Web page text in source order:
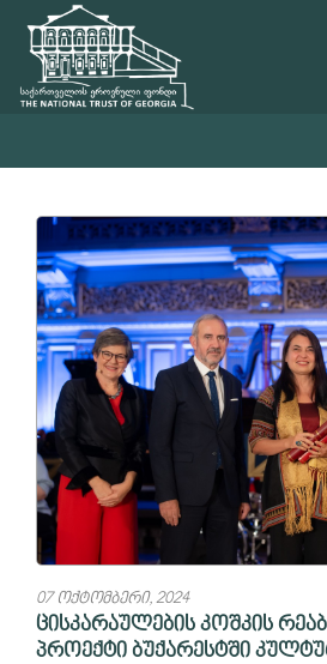
07 ოქტომბერი, 2024
ცისკარაულების კოშკის
პროექტი ბუქარესტში